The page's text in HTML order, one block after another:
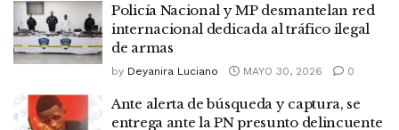
Policía Nacional y MP desmantelan red
internacional dedicada al tráfico ilegal
de armas
by Deyanira Luciano MAYO 30, 2026 0
Ante alerta de búsqueda y captura, se
entrega ante la PN presunto delincuente